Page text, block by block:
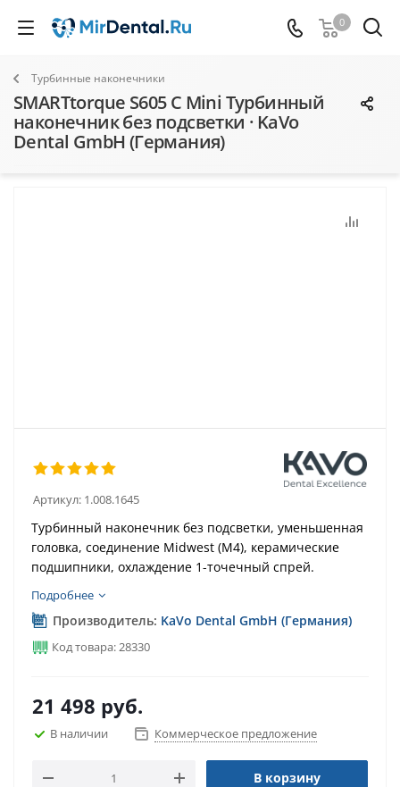
0
Турбинные наконечники
SMARTtorque S605 C Mini Турбинный
наконечник без подсветки · KaVo
Dental GmbH (Германия)
Артикул: 1.008.1645
Турбинный наконечник без подсветки, уменьшенная
головка, соединение Midwest (M4), керамические
подшипники, охлаждение 1-точечный спрей.
Подробнее
Производитель: KaVo Dental GmbH (Германия)
Код товара: 28330
21 498 руб.
В наличии Коммерческое предложение
В корзину